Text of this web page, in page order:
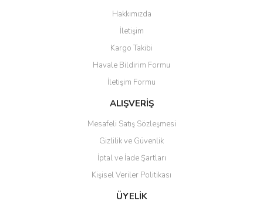
Yorum Yaz
Ürün resmi kalitesiz, bozuk veya görüntülenemiyor.
Ürün açıklamasında eksik bilgiler bulunuyor.
Ürün bilgilerinde hatalar bulunuyor.
Ürün fiyatı diğer sitelerden daha pahalı.
Bu ürüne benzer farklı alternatifler olmalı.
Gönder
Hakkımızda
İletişim
Kargo Takibi
Havale Bildirim Formu
İletişim Formu
ALIŞVERİŞ
Mesafeli Satış Sözleşmesi
Gizlilik ve Güvenlik
İptal ve İade Şartları
Kişisel Veriler Politikası
ÜYELİK